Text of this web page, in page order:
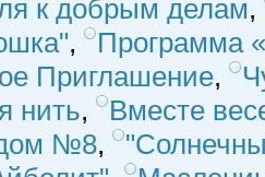
к добрым делам,
,
Программа
Приглашение,
нить,
Вместе
№8,